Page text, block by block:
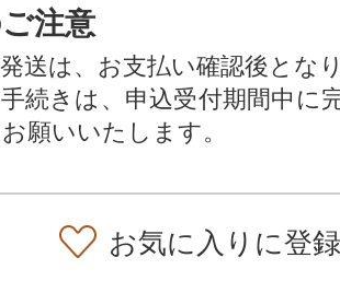
注意
送は、お支払い確認後とな
続きは、申込受付期間中に
願いいたします。
お気に入りに登録